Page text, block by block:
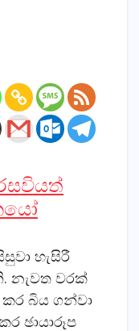
හැසිරී
නැවත වරක්‌
බිය ගන්වා
ඡායාරූප